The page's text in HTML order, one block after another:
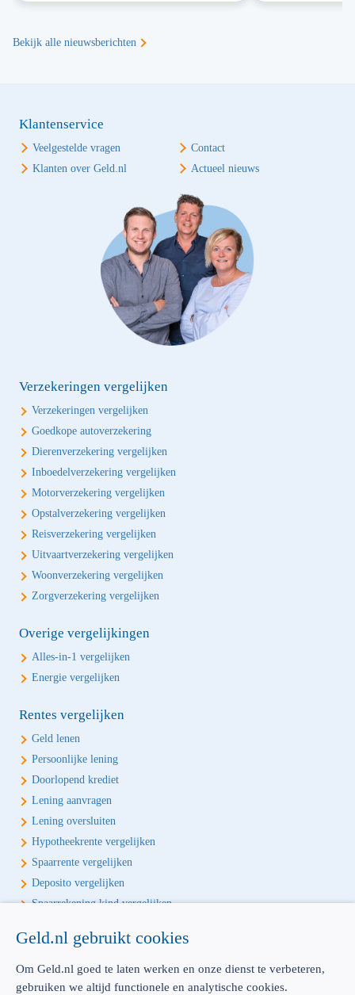
Bekijk alle nieuwsberichten
Klantenservice
Veelgestelde vragen
Contact
Klanten over Geld.nl
Actueel nieuws
Verzekeringen vergelijken
Verzekeringen vergelijken
Goedkope autoverzekering
Dierenverzekering vergelijken
Inboedelverzekering vergelijken
Motorverzekering vergelijken
Opstalverzekering vergelijken
Reisverzekering vergelijken
Uitvaartverzekering vergelijken
Woonverzekering vergelijken
Zorgverzekering vergelijken
Overige vergelijkingen
Alles-in-1 vergelijken
Energie vergelijken
Rentes vergelijken
Geld lenen
Persoonlijke lening
Doorlopend krediet
Lening aanvragen
Lening oversluiten
Hypotheekrente vergelijken
Spaarrente vergelijken
Deposito vergelijken
Spaarrekening kind vergelijken
Écht onafhankelijk vergelijken
Geld.nl is de écht onafhankelijke vergelijker voor je verzekeringen en
bankproducten. Vergelijk, kies het beste product voor jou en betaal
Geld.nl gebruikt cookies
Om Geld.nl goed te laten werken en onze dienst te verbeteren,
gebruiken we altijd functionele en analytische cookies.